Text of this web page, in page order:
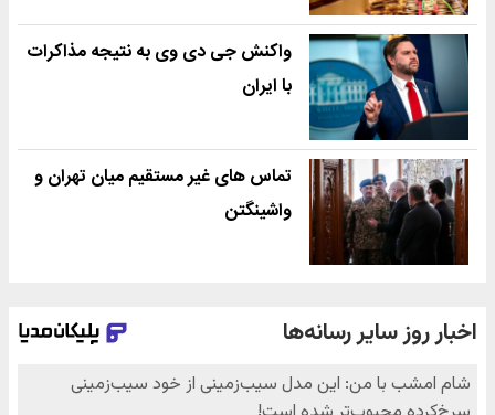
واکنش جی دی وی به نتیجه مذاکرات
با ایران
تماس های غیر مستقیم میان تهران و
واشینگتن